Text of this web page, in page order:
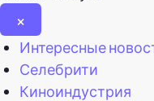
×
Закрыть
меню
Интересные
Селебрити
Киноиндустрия